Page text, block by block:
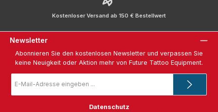
Kostenloser Versand ab 150 € Bestellwert
Newsletter
Abonnieren Sie den kostenlosen Newsletter und verpassen Sie
keine Neuigkeit oder Aktion mehr von Future Tattoo Equipment.
Mail-
*
Datenschutz